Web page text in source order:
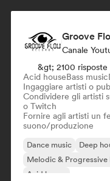
Groove
&gt; 2100 risposte
Acid houseBass music
Ingaggiare artisti o
Condividere gli artisti
o Twitch
Fornire agli artisti un
suono/produzione
Dance music Deep
Melodic & Progressive
Acid house